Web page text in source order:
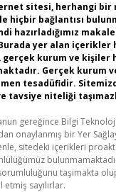
sitesi, herhangi bir
hiçbir bağlantısı
hazırladığımız
yer alan içerikler
gerçek kurum ve kişiler
Gerçek kurum
tesadüfidir.
tavsiye niteliği
gereğince Bilgi
onaylanmış bir Yer
sitedeki içerikleri
taşımakta
sayılırlar.